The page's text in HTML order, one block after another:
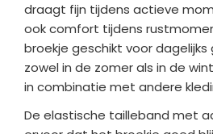
draagt fijn tijdens actieve
ook comfort tijdens
broekje geschikt voor dagelijks
zowel in de zomer als in de
in combinatie met andere
De elastische tailleband met